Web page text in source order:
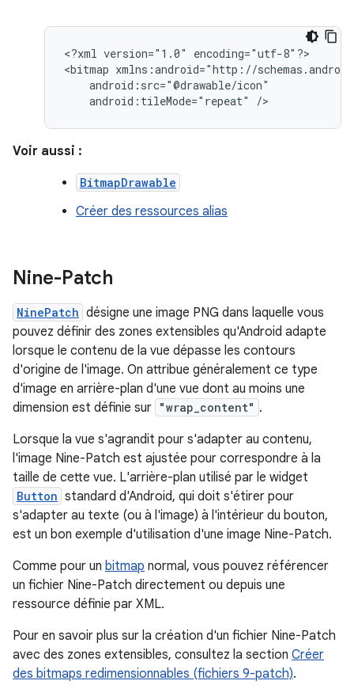
<?xml version="1.0"
encoding="utf-8"?>
<bitmap
android:tileMode="repeat"
/>
Voir aussi :
BitmapDrawable
Créer des ressources alias
Nine-Patch
NinePatch désigne une image PNG dans laquelle vous
pouvez définir des zones extensibles qu'Android adapte
lorsque le contenu de la vue dépasse les contours
d'origine de l'image. On attribue généralement ce type
d'image en arrière-plan d'une vue dont au moins une
dimension est définie sur "wrap_content" .
Lorsque la vue s'agrandit pour s'adapter au contenu,
l'image Nine-Patch est ajustée pour correspondre à la
taille de cette vue. L'arrière-plan utilisé par le widget
Button standard d'Android, qui doit s'étirer pour
s'adapter au texte (ou à l'image) à l'intérieur du bouton,
est un bon exemple d'utilisation d'une image Nine-Patch.
Comme pour un bitmap normal, vous pouvez référencer
un fichier Nine-Patch directement ou depuis une
ressource définie par XML.
Pour en savoir plus sur la création d'un fichier Nine-Patch
avec des zones extensibles, consultez la section Créer
des bitmaps redimensionnables (fichiers 9-patch).